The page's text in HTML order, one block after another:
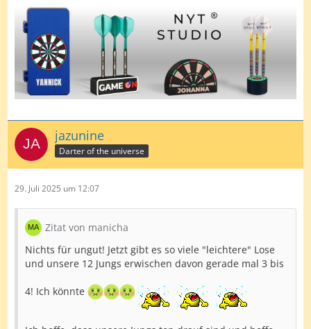
jazunine
Darter of the universe
29. Juli 2025 um 12:07
Zitat von manicha
Nichts für ungut! Jetzt gibt es so viele "leichtere" Lose
und unsere 12 Jungs erwischen davon gerade mal 3 bis
4! Ich könnte